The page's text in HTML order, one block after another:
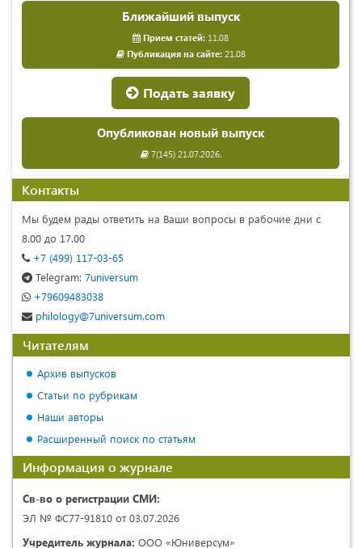
Ближайший выпуск
Прием статей: 11.08
Публикация на сайте:21.08
Подать заявку
Опубликован новый выпуск
7(145) 21.07.2026.
Контакты
Мы будем рады ответить на Ваши вопросы в рабочие дни с
8.00 до 17.00
+7 (499) 117-03-65
Telegram: 7universum
+79609483038
philology@7universum.com
Читателям
Архив выпусков
Статьи по рубрикам
Наши авторы
Расширенный поиск по статьям
Информация о журнале
Св-во о регистрации СМИ:
ЭЛ № ФС77-91810 от 03.07.2026
Учредитель журнала: ООО «Юниверсум»